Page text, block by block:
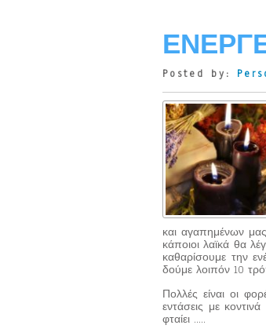
Posted by:
και αγαπημένων
κάποιοι λαϊκά θα
καθαρίσουμε την
δούμε λοιπόν 10
Πολλές είναι οι
εντάσεις με
φταίει …..